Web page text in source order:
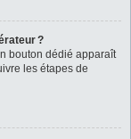
?
bouton dédié apparaît
les étapes de